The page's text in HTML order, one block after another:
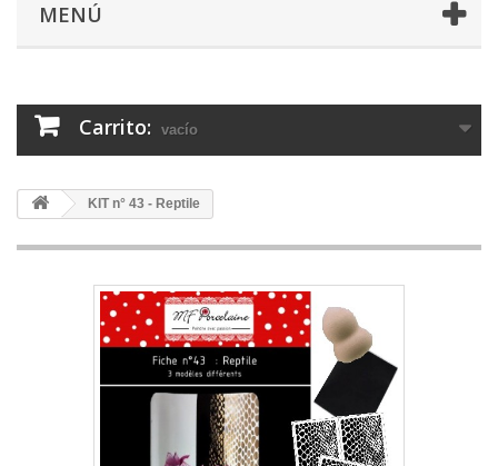
MENÚ
Carrito: vacío
KIT n° 43 - Reptile